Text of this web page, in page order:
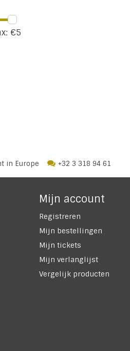
€5
in Europe +32 3 318 94 61
Mijn account
Registreren
Mijn bestellingen
Mijn tickets
Mijn verlanglijst
Vergelijk producten